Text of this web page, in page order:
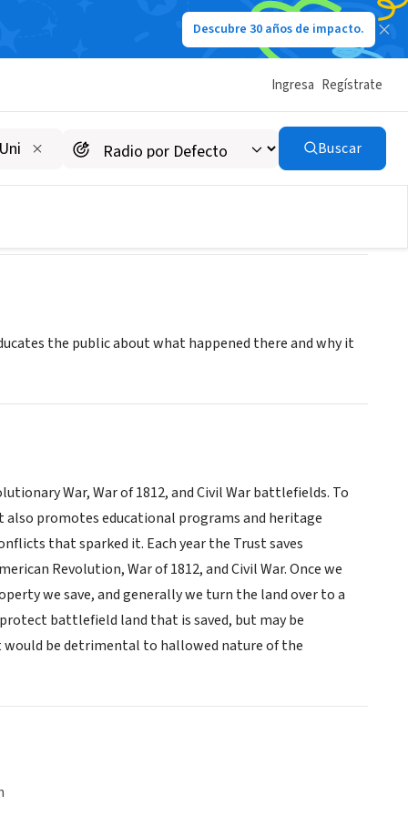
Descubre 30 años de impacto.
Ingresa Regístrate
Buscar
the public about what happened there and why it
War, War of 1812, and Civil War battlefields. To
also promotes educational programs and heritage
that sparked it. Each year the Trust saves
Revolution, War of 1812, and Civil War. Once we
we save, and generally we turn the land over to a
battlefield land that is saved, but may be
would be detrimental to hallowed nature of the